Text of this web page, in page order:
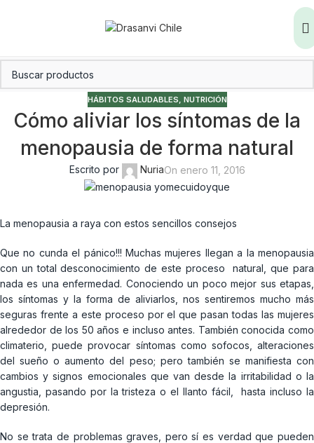
HÁBITOS SALUDABLES, NUTRICIÓN
Cómo aliviar los síntomas de la
menopausia de forma natural
Escrito por NuriaOn enero 11, 2016
La menopausia a raya con estos sencillos consejos
Que no cunda el pánico!!! Muchas mujeres llegan a la menopausia
con un total desconocimiento de este proceso natural, que para
nada es una enfermedad. Conociendo un poco mejor sus etapas,
los síntomas y la forma de aliviarlos, nos sentiremos mucho más
seguras frente a este proceso por el que pasan todas las mujeres
alrededor de los 50 años e incluso antes. También conocida como
climaterio, puede provocar síntomas como sofocos, alteraciones
del sueño o aumento del peso; pero también se manifiesta con
cambios y signos emocionales que van desde la irritabilidad o la
angustia, pasando por la tristeza o el llanto fácil, hasta incluso la
depresión.
No se trata de problemas graves, pero sí es verdad que pueden